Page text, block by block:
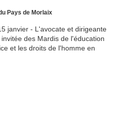
Pays de Morlaix